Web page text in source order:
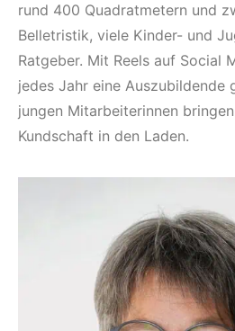
rund 400 Quadratmetern und
Belletristik, viele Kinder- und
Ratgeber. Mit Reels auf Social
jedes Jahr eine Auszubildende
jungen Mitarbeiterinnen
Kundschaft in den Laden.